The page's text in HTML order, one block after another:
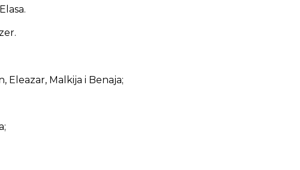
Eleazar, Malkija i Benaja;